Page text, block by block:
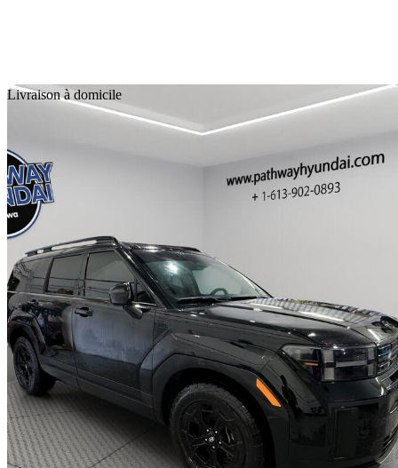
Livraison à domicile
2025 Hyundai Santa Fe
XRT AWD48 587 km
39 469 $ Bonne